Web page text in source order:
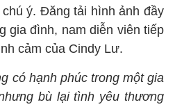
ý. Đăng tải hình ảnh đầy
gia đình, nam diễn viên tiếp
cảm của Cindy Lư.
có hạnh phúc trong một gia
bù lại tình yêu thương